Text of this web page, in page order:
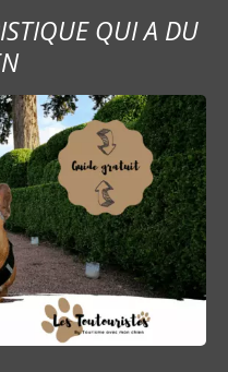
QUI A DU